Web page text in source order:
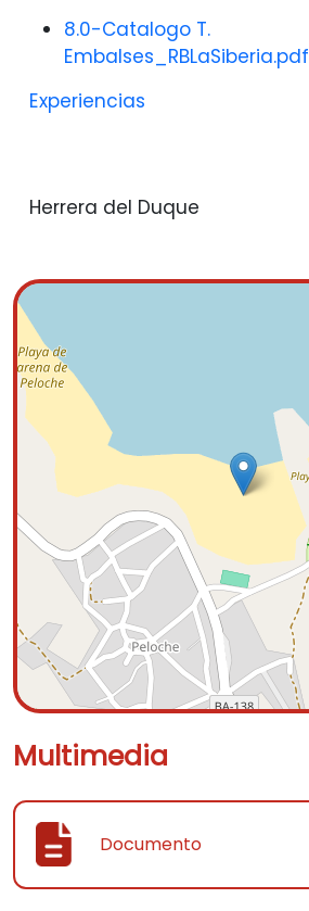
8.0-Catalogo T.
Embalses_RBLaSiberia.pdf
Experiencias
Herrera del Duque
Multimedia
Documento